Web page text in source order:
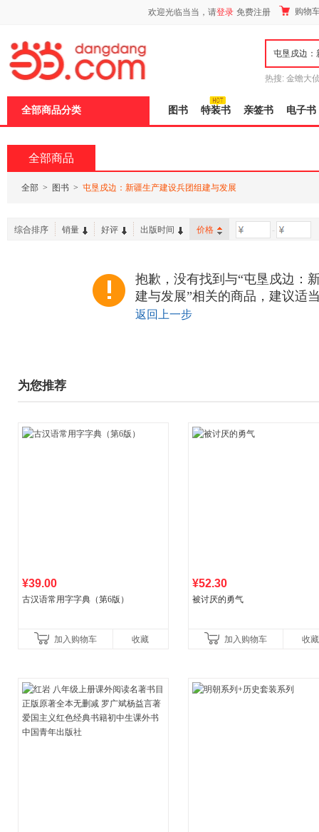
欢迎光临当当，请登录 免费注册 购物
热搜: 金蟾大
全部商品分类 图书 特装书 亲签书 电子书
全部商品
全部 > 图书 > 屯垦戍边：新疆生产建设兵团组建与发展
综合排序 销量 好评 出版时间 价格 -
抱歉，没有找到与“屯垦戍边：
建与发展”相关的商品，建议适
返回上一步
为您推荐
¥39.00
古汉语常用字字典（第6版）
加入购物车 收藏
¥52.30
被讨厌的勇气
加入购物车 收藏
页
加